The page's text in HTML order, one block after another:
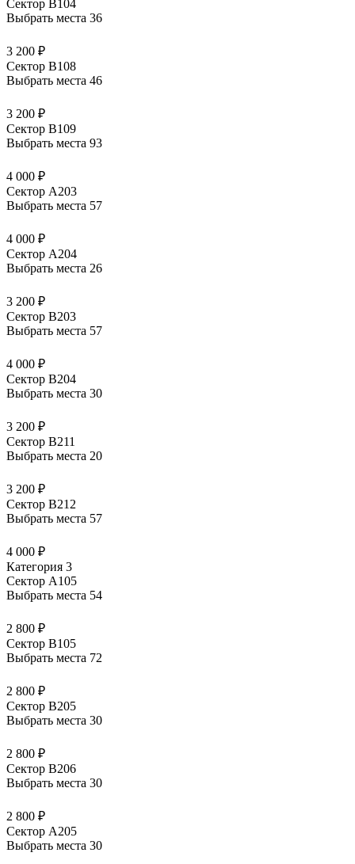
Сектор В104
Выбрать места 36
3 200 ₽
Сектор В108
Выбрать места 46
3 200 ₽
Сектор В109
Выбрать места 93
4 000 ₽
Сектор А203
Выбрать места 57
4 000 ₽
Сектор А204
Выбрать места 26
3 200 ₽
Сектор В203
Выбрать места 57
4 000 ₽
Сектор В204
Выбрать места 30
3 200 ₽
Сектор В211
Выбрать места 20
3 200 ₽
Сектор В212
Выбрать места 57
4 000 ₽
Категория 3
Сектор А105
Выбрать места 54
2 800 ₽
Сектор В105
Выбрать места 72
2 800 ₽
Сектор В205
Выбрать места 30
2 800 ₽
Сектор В206
Выбрать места 30
2 800 ₽
Сектор А205
Выбрать места 30